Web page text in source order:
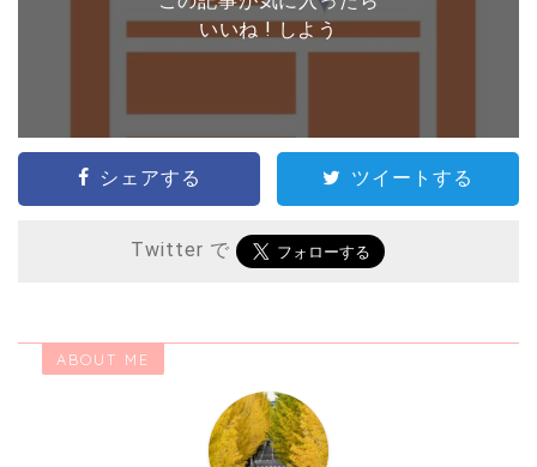
いいね ! しよう
シェアする ツイートする
Twitter で
ABOUT ME